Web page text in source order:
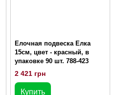
Елочная подвеска Елка
15см, цвет - красный, в
упаковке 90 шт. 788-423
2 421 грн
Купить